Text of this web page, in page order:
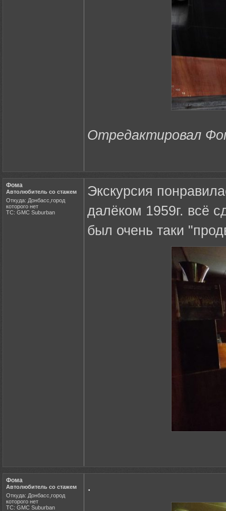
Отредактировал
Фома
Автолюбитель со стажем
Откуда: Донбасс,город
которого нет
ТС: GMC Suburban
Экскурсия
далёком 1959г. всё
был очень таки
Фома
Автолюбитель со стажем
Откуда: Донбасс,город
которого нет
ТС: GMC Suburban
.